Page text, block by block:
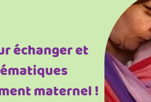
échanger et
maternel !